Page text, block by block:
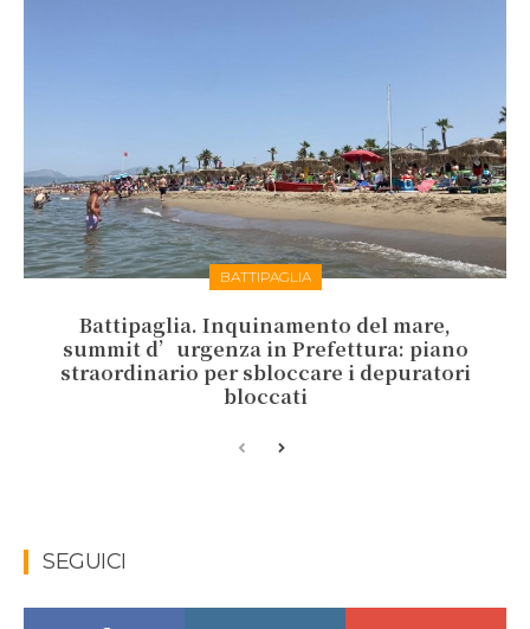
BATTIPAGLIA
Battipaglia. Inquinamento del mare,
summit d’urgenza in Prefettura: piano
straordinario per sbloccare i depuratori
bloccati
SEGUICI